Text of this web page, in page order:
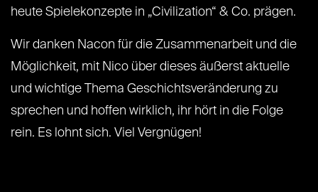
heute Spielekonzepte in „Civilization“ & Co. prägen.
Wir danken Nacon für die Zusammenarbeit und die
Möglichkeit, mit Nico über dieses äußerst aktuelle
und wichtige Thema Geschichtsveränderung zu
sprechen und hoffen wirklich, ihr hört in die Folge
rein. Es lohnt sich. Viel Vergnügen!